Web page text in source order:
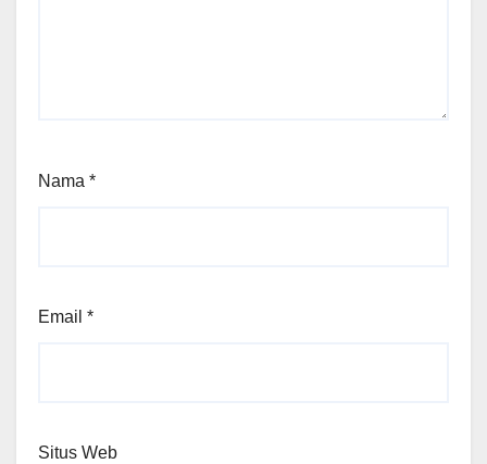
Nama *
Email *
Situs Web